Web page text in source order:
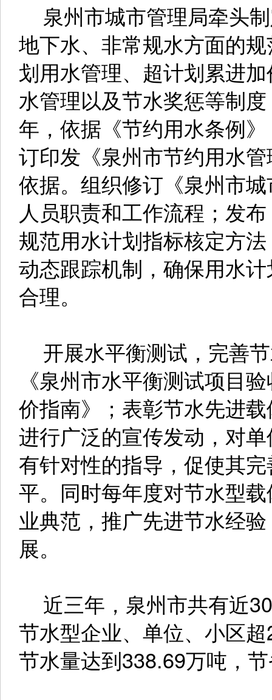
泉州市城市管理局牵头
地下水、非常规水方面的
划用水管理、超计划累进
水管理以及节水奖惩等制
年，依据《节约用水条例
订印发《泉州市节约用水
依据。组织修订《泉州市
人员职责和工作流程；发
规范用水计划指标核定方
动态跟踪机制，确保用水
合理。
开展水平衡测试，完善
《泉州市水平衡测试项目
价指南》；表彰节水先进
进行广泛的宣传发动，对
有针对性的指导，促使其
平。同时每年度对节水型
业典范，推广先进节水经
展。
近三年，泉州市共有近
节水型企业、单位、小区
节水量达到338.69万吨，